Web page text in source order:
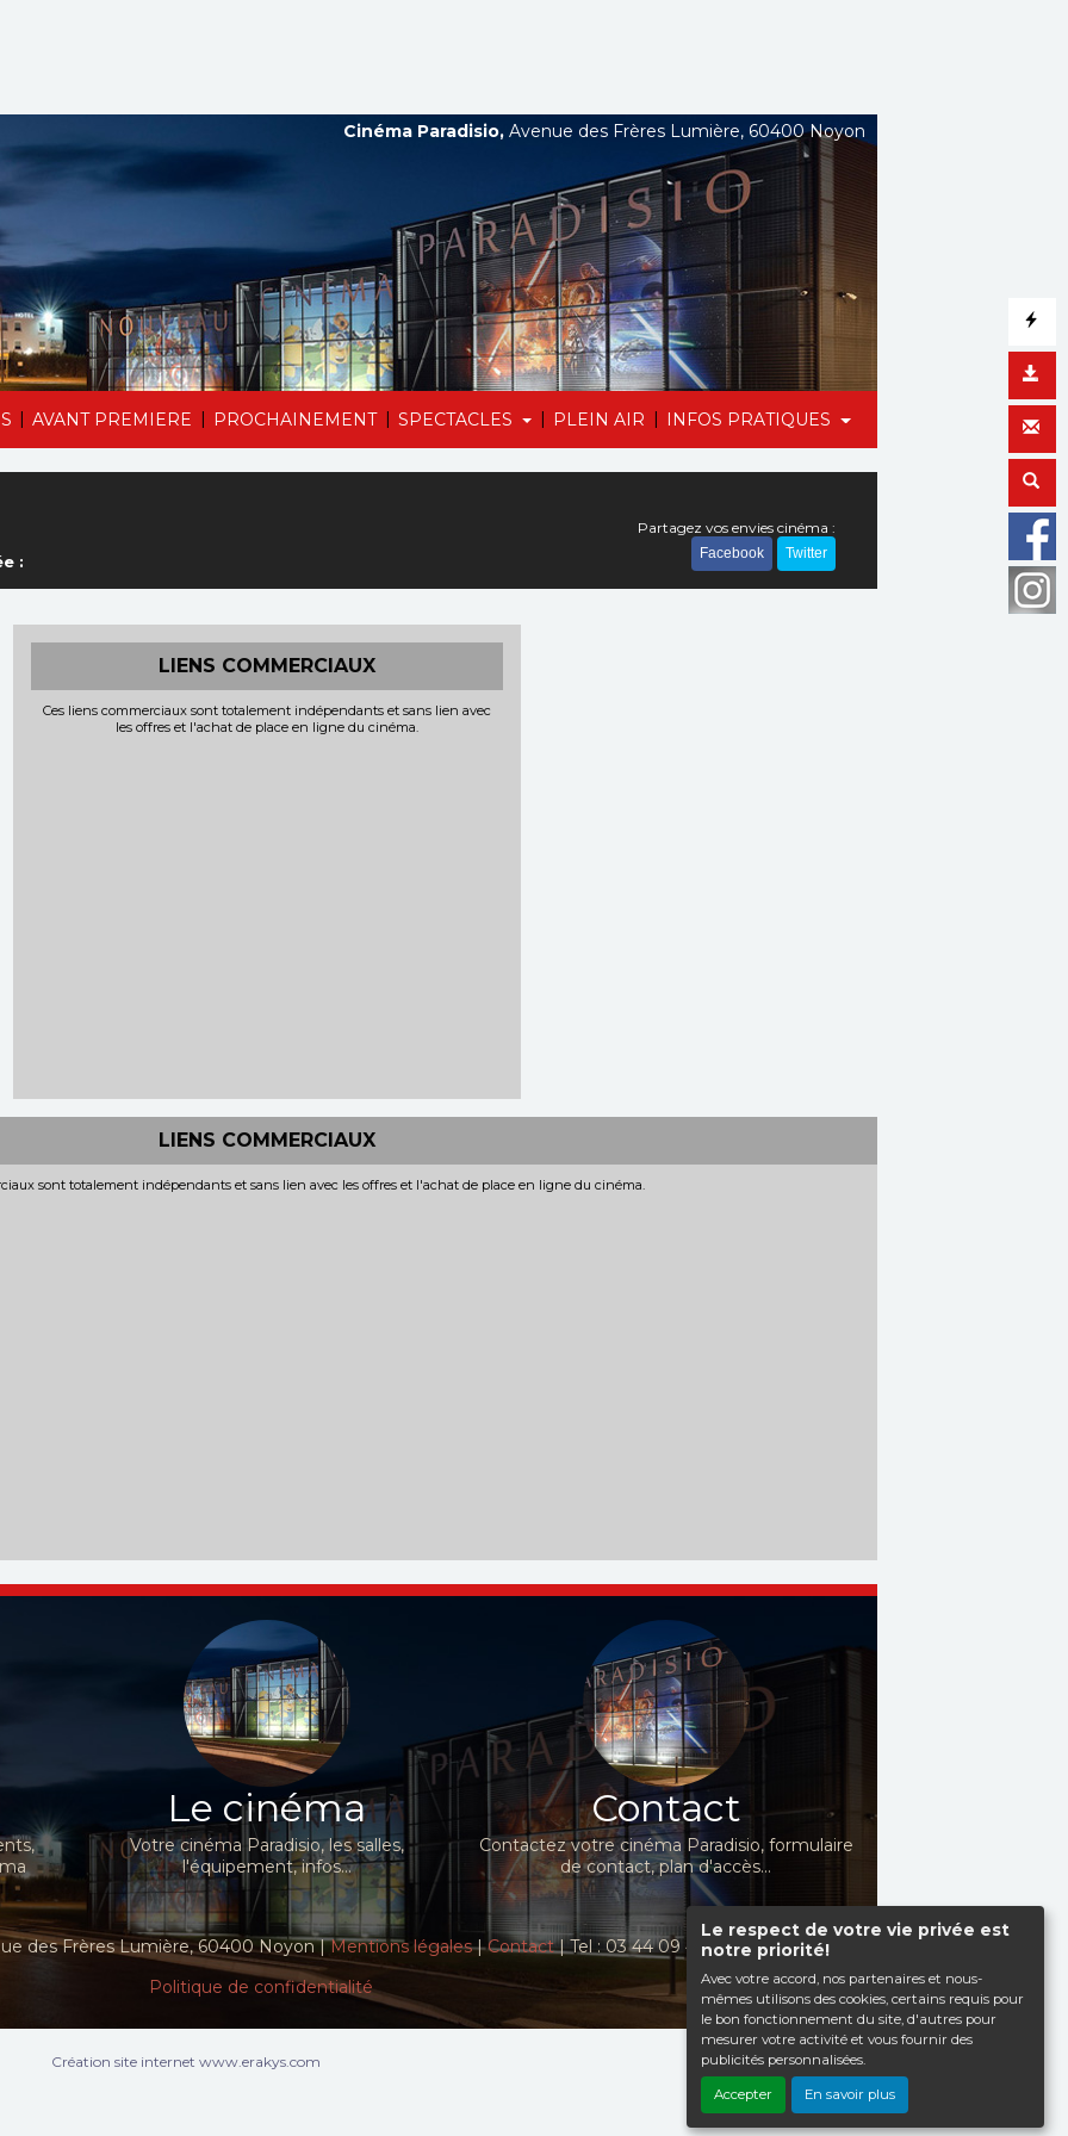
Le respect de votre vie privée est
notre priorité!
Avec votre accord, nos partenaires et nous-
mêmes utilisons des cookies, certains requis pour
le bon fonctionnement du site, d'autres pour
mesurer votre activité et vous fournir des
publicités personnalisées.
Accepter En savoir plus
| AVANT PREMIERE | PROCHAINEMENT | SPECTACLES | PLEIN AIR | INFOS PRATIQUES
Cinéma Paradisio, Avenue des Frères Lumière, 60400 Noyon
:
Partagez vos envies cinéma :
Facebook Twitter
LIENS COMMERCIAUX
Ces liens commerciaux sont totalement indépendants et sans lien avec
les offres et l'achat de place en ligne du cinéma.
LIENS COMMERCIAUX
sont totalement indépendants et sans lien avec les offres et l'achat de place en ligne du cinéma.
Le cinéma
Votre cinéma Paradisio, les salles,
l'équipement, infos...
Contact
Contactez votre cinéma Paradisio, formulaire
de contact, plan d'accès...
des Frères Lumière, 60400 Noyon |Mentions légales|Contact| Tel : 03 44 09 41 98
Politique de confidentialité
Haut de page
Création site internet www.erakys.com